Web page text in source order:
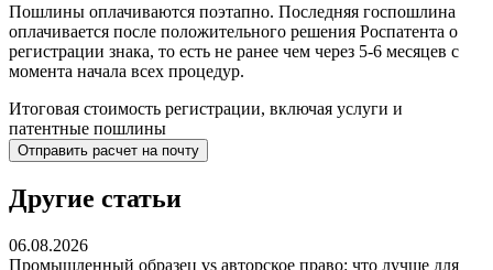
Пошлины оплачиваются поэтапно. Последняя госпошлина
оплачивается после положительного решения Роспатента о
регистрации знака, то есть не ранее чем через 5-6 месяцев с
момента начала всех процедур.
Итоговая стоимость регистрации, включая услуги и
патентные пошлины
Отправить расчет на почту
Другие статьи
06.08.2026
Промышленный образец vs авторское право: что лучше для